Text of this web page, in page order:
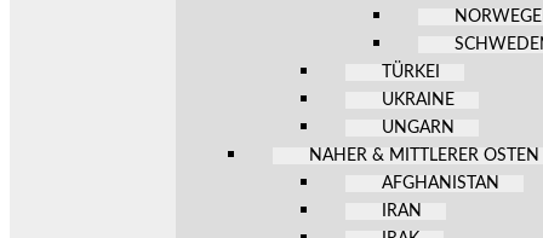
TÜRKEI
UKRAINE
UNGARN
NAHER & MITTLERER OSTEN
AFGHANISTAN
IRAN